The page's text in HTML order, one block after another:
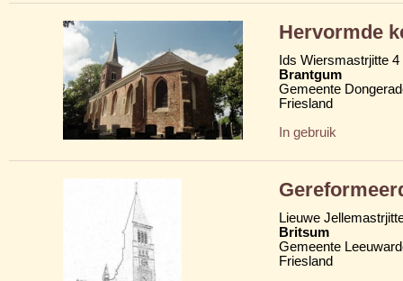
Hervormde
Ids Wiersmastrjitte 4
Brantgum
Gemeente
Friesland
In gebruik
Lieuwe
Britsum
Gemeente
Friesland